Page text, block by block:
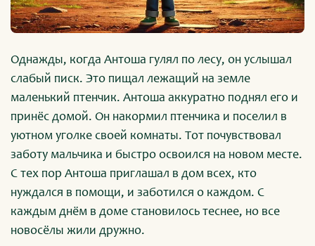
Однажды, когда Антоша гулял по лесу, он услышал
слабый писк. Это пищал лежащий на земле
маленький птенчик. Антоша аккуратно поднял его и
принёс домой. Он накормил птенчика и поселил в
уютном уголке своей комнаты. Тот почувствовал
заботу мальчика и быстро освоился на новом месте.
С тех пор Антоша приглашал в дом всех, кто
нуждался в помощи, и заботился о каждом. С
каждым днём в доме становилось теснее, но все
новосёлы жили дружно.